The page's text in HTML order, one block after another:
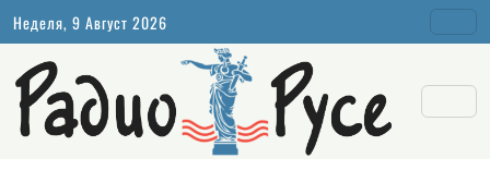
Неделя, 9 Август 2026